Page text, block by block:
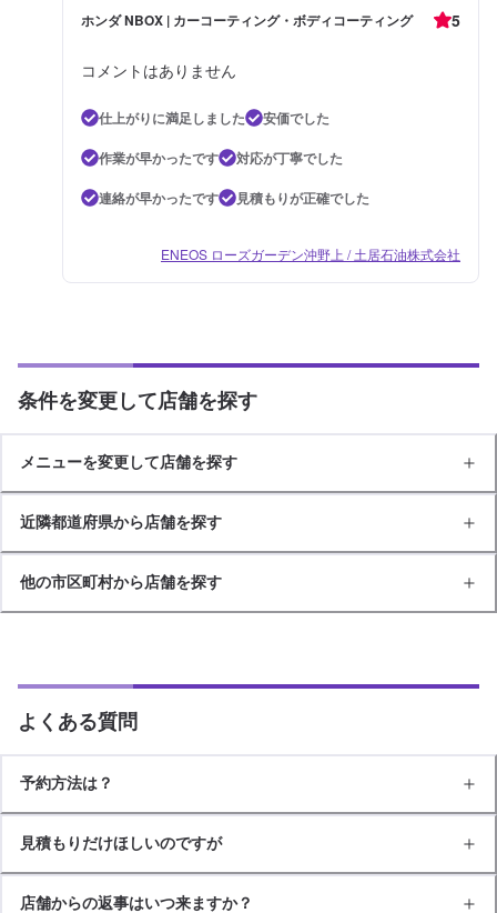
ホンダ NBOX | カーコーティング・ボディコーティング 5
コメントはありません
仕上がりに満足しました
安価でした
作業が早かったです
対応が丁寧でした
連絡が早かったです
見積もりが正確でした
ENEOS ローズガーデン沖野上 / 土居石油株式会社
条件を変更して店舗を探す
メニューを変更して店舗を探す
近隣都道府県から店舗を探す
他の市区町村から店舗を探す
よくある質問
予約方法は？
見積もりだけほしいのですが
店舗からの返事はいつ来ますか？